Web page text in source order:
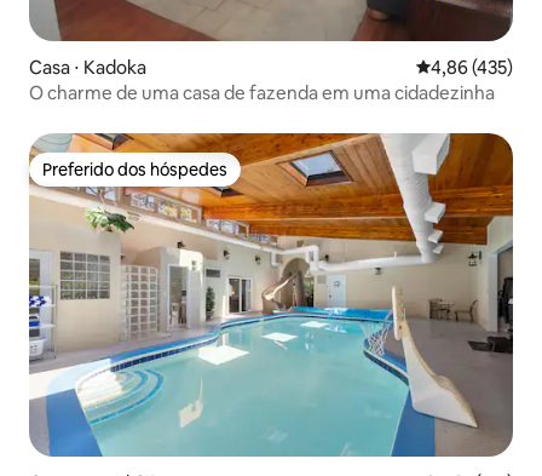
Casa ⋅ Kadoka 4,86 de uma
4,86 (435)
O charme de uma casa de fazenda em uma cidadezinha
Preferido dos hóspedes
Preferido dos hóspedes